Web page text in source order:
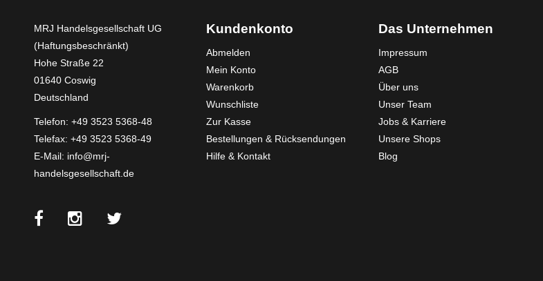
MRJ Handelsgesellschaft UG
(Haftungsbeschränkt)
Hohe Straße 22
01640 Coswig
Deutschland
Telefon: +49 3523 5368-48
Telefax: +49 3523 5368-49
E-Mail: info@mrj-
handelsgesellschaft.de
Kundenkonto
Abmelden
Mein Konto
Warenkorb
Wunschliste
Zur Kasse
Bestellungen & Rücksendungen
Hilfe & Kontakt
Das Unternehmen
Impressum
AGB
Über uns
Unser Team
Jobs & Karriere
Unsere Shops
Blog